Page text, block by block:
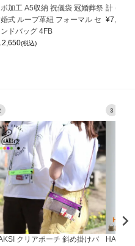
加工 A5収納 祝儀袋 冠婚葬祭
式 ループ革紐 フォーマル セ
ドバッグ 4FB
(税込)
計
¥7,150
クリアポーチ 斜め掛けバ
3